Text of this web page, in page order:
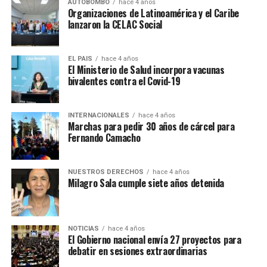
responsabilidad, junto al
equipo económico y
productivo que he
convocado, comenzamos
esta etapa al frente del
ministerio de
@Economia_AR.
Tenemos un enorme desafío
por delante, pero también
la enorme oportunidad de
transformar la realidad en
que vivimos.
pic.twitter.com/Q2XJhegf8l
AUTOBOMBO hace 4 años
Organizaciones de Latinoamérica y el Caribe
lanzaron la CELAC Social
EL PAIS hace 4 años
El Ministerio de Salud incorpora vacunas
bivalentes contra el Covid-19
INTERNACIONALES hace 4 años
Marchas para pedir 30 años de cárcel para
Fernando Camacho
NUESTROS DERECHOS hace 4 años
Milagro Sala cumple siete años detenida
NOTICIAS hace 4 años
El Gobierno nacional envía 27 proyectos para
debatir en sesiones extraordinarias